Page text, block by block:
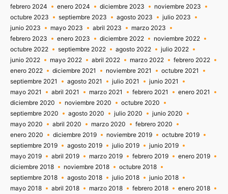
febrero 2024
enero 2024 diciembre 2023
noviembre 2023
octubre 2023
septiembre 2023 agosto 2023
julio 2023
junio 2023
mayo 2023 abril 2023
marzo 2023
febrero 2023
enero 2023 diciembre 2022
noviembre 2022
octubre 2022
septiembre 2022 agosto 2022
julio 2022
junio 2022
mayo 2022 abril 2022 marzo 2022
febrero 2022
enero 2022
diciembre 2021 noviembre 2021
octubre 2021
septiembre 2021
agosto 2021 julio 2021
junio 2021
mayo 2021
abril 2021 marzo 2021 febrero 2021
enero 2021
diciembre 2020
noviembre 2020
octubre 2020
septiembre 2020
agosto 2020 julio 2020
junio 2020
mayo 2020
abril 2020 marzo 2020
febrero 2020
enero 2020
diciembre 2019 noviembre 2019
octubre 2019
septiembre 2019
agosto 2019 julio 2019
junio 2019
mayo 2019
abril 2019 marzo 2019 febrero 2019
enero 2019
diciembre 2018
noviembre 2018
octubre 2018
septiembre 2018
agosto 2018 julio 2018
junio 2018
mayo 2018
abril 2018 marzo 2018 febrero 2018
enero 2018